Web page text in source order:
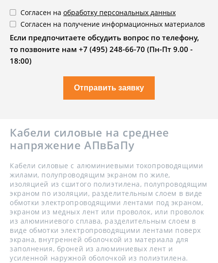
Согласен на обработку персональных данных
Согласен на получение информационных материалов
Если предпочитаете обсудить вопрос по телефону,
то позвоните нам +7 (495) 248-66-70 (Пн-Пт 9.00 -
18:00)
Отправить заявку
Кабели силовые на среднее
напряжение АПвБаПу
Кабели силовые с алюминиевыми токопроводящими
жилами, полупроводящим экраном по жиле,
изоляцией из сшитого полиэтилена, полупроводящим
экраном по изоляции, разделительным слоем в виде
обмотки электропроводящими лентами под экраном,
экраном из медных лент или проволок, или проволок
из алюминиевого сплава, разделительным слоем в
виде обмотки электропроводящими лентами поверх
экрана, внутренней оболочкой из материала для
заполнения, броней из алюминиевых лент и
усиленной наружной оболочкой из полиэтилена.